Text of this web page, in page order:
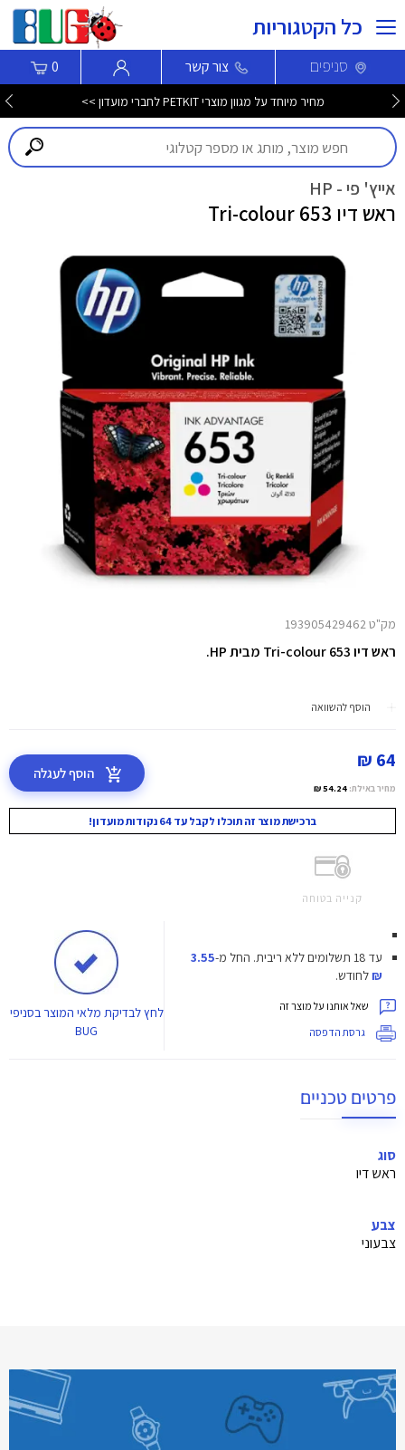
כל הקטגוריות
סניפים צור קשר 0
מחיר מיוחד על מגוון מוצרי PETKIT לחברי מועדון >>
אייץ' פי - HP
ראש דיו 653 Tri-colour
מק"ט 193905429462
ראש דיו 653 Tri-colour מבית HP.
הוסף להשוואה
64 ₪
מחיר באילת: 54.24 ₪
הוסף לעגלה
ברכישת מוצר זה תוכלו לקבל עד 64 נקודות מועדון!
קנייה בטוחה
עד 18 תשלומים ללא ריבית. החל מ-3.55
₪לחודש.
שאל אותנו על מוצר זה
גרסת הדפסה
לחץלבדיקת מלאי המוצר בסניפי
BUG
פרטים טכניים
סוג
ראש דיו
צבע
צבעוני